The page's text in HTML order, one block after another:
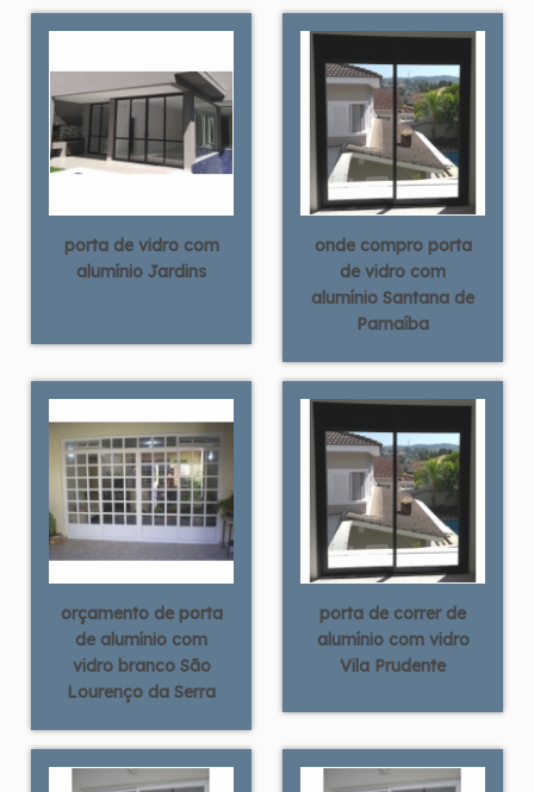
porta de vidro com
alumínio Jardins
onde compro porta
de vidro com
alumínio Santana de
Parnaíba
orçamento de porta
de alumínio com
vidro branco São
Lourenço da Serra
porta de correr de
alumínio com vidro
Vila Prudente